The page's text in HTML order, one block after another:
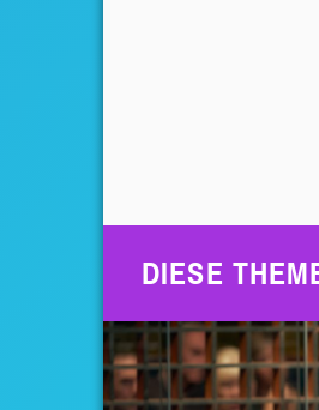
DIESE